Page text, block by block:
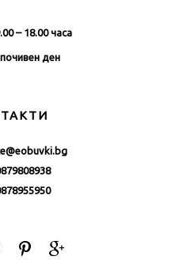
– 18.00 часа
ден